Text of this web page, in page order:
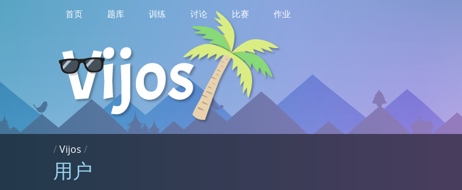
首页 题库 训练 讨论 比赛 作业
/Vijos /
用户